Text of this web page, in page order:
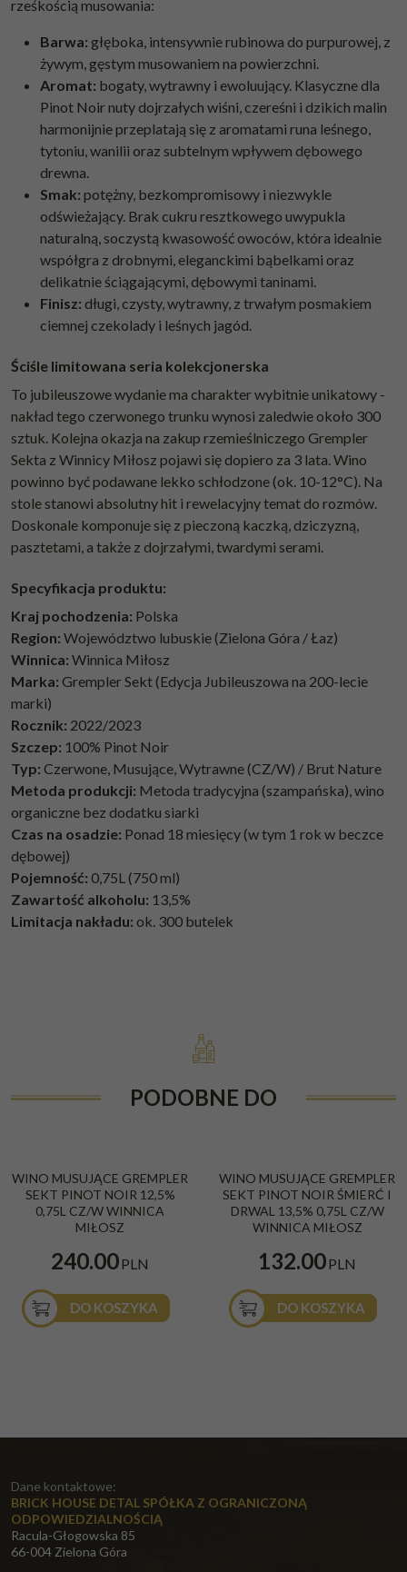
rześkością musowania:
Barwa: głęboka, intensywnie rubinowa do purpurowej, z
żywym, gęstym musowaniem na powierzchni.
Aromat: bogaty, wytrawny i ewoluujący. Klasyczne dla
Pinot Noir nuty dojrzałych wiśni, czereśni i dzikich malin
harmonijnie przeplatają się z aromatami runa leśnego,
tytoniu, wanilii oraz subtelnym wpływem dębowego
drewna.
Smak: potężny, bezkompromisowy i niezwykle
odświeżający. Brak cukru resztkowego uwypukla
naturalną, soczystą kwasowość owoców, która idealnie
współgra z drobnymi, eleganckimi bąbelkami oraz
delikatnie ściągającymi, dębowymi taninami.
Finisz: długi, czysty, wytrawny, z trwałym posmakiem
ciemnej czekolady i leśnych jagód.
Ściśle limitowana seria kolekcjonerska
To jubileuszowe wydanie ma charakter wybitnie unikatowy -
nakład tego czerwonego trunku wynosi zaledwie około 300
sztuk. Kolejna okazja na zakup rzemieślniczego Grempler
Sekta z Winnicy Miłosz pojawi się dopiero za 3 lata. Wino
powinno być podawane lekko schłodzone (ok. 10-12°C). Na
stole stanowi absolutny hit i rewelacyjny temat do rozmów.
Doskonale komponuje się z pieczoną kaczką, dziczyzną,
pasztetami, a także z dojrzałymi, twardymi serami.
Specyfikacja produktu:
Kraj pochodzenia: Polska
Region: Województwo lubuskie (Zielona Góra / Łaz)
Winnica: Winnica Miłosz
Marka: Grempler Sekt (Edycja Jubileuszowa na 200-lecie
marki)
Rocznik: 2022/2023
Szczep: 100% Pinot Noir
Typ: Czerwone, Musujące, Wytrawne (CZ/W) / Brut Nature
Metoda produkcji: Metoda tradycyjna (szampańska), wino
organiczne bez dodatku siarki
Czas na osadzie: Ponad 18 miesięcy (w tym 1 rok w beczce
dębowej)
Pojemność: 0,75L (750 ml)
Zawartość alkoholu: 13,5%
Limitacja nakładu: ok. 300 butelek
PODOBNE DO
WINO MUSUJĄCE GREMPLER
SEKT PINOT NOIR 12,5%
0,75L CZ/W WINNICA
MIŁOSZ
240.00PLN
DO KOSZYKA
WINO MUSUJĄCE GREMPLER
SEKT PINOT NOIR ŚMIERĆ I
DRWAL 13,5% 0,75L CZ/W
WINNICA MIŁOSZ
132.00PLN
DO KOSZYKA
Dane kontaktowe:
BRICK HOUSE DETAL SPÓŁKA Z OGRANICZONĄ
ODPOWIEDZIALNOŚCIĄ
Racula-Głogowska 85
66-004 Zielona Góra